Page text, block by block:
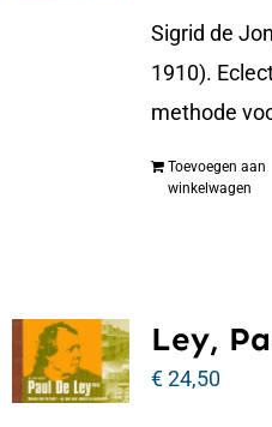
Sigrid de
1910).
methode
Toevoegen aan
winkelwagen
Ley,
€24,50